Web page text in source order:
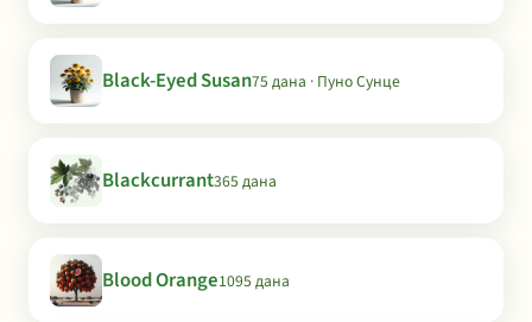
Black-Eyed Susan75 дана · Пуно Сунце
Blackcurrant365 дана
Blood Orange1095 дана